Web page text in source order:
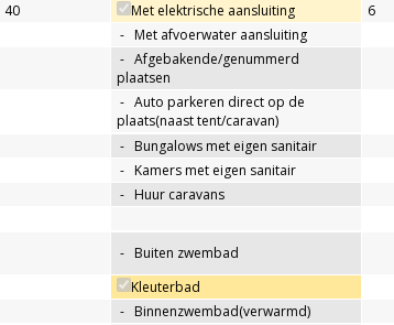
40 Met elektrische aansluiting
6
- Met afvoerwater aansluiting
- Afgebakende/genummerd
plaatsen
- Auto parkeren direct op de
plaats(naast tent/caravan)
- Bungalows met eigen sanitair
- Kamers met eigen sanitair
- Huur caravans
- Buiten zwembad
Kleuterbad
- Binnenzwembad(verwarmd)